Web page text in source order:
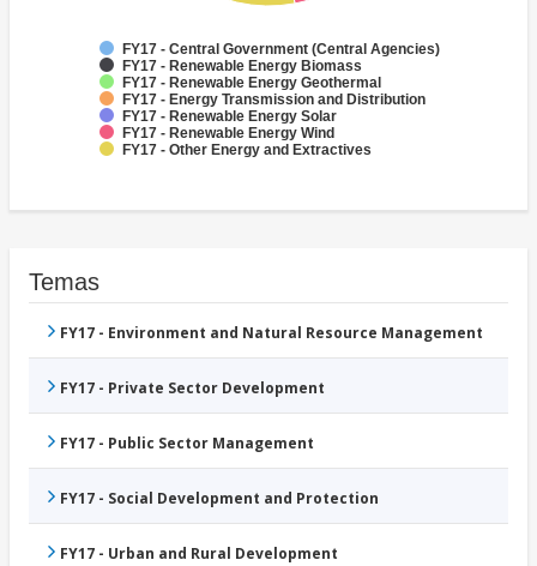
FY17 - Central Government (Central Agencies)
FY17 - Renewable Energy Biomass
FY17 - Renewable Energy Geothermal
FY17 - Energy Transmission and Distribution
FY17 - Renewable Energy Solar
FY17 - Renewable Energy Wind
FY17 - Other Energy and Extractives
Temas
FY17 - Environment and Natural Resource Management
FY17 - Private Sector Development
FY17 - Public Sector Management
FY17 - Social Development and Protection
FY17 - Urban and Rural Development